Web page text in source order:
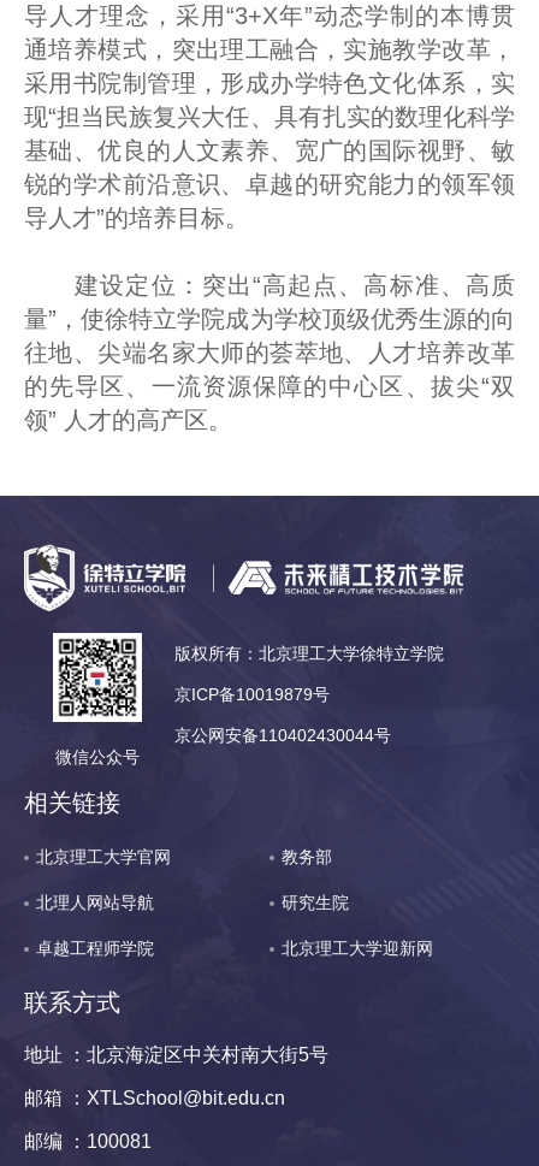
导人才理念，采用“3+X年”动态学制的本博贯
通培养模式，突出理工融合，实施教学改革，
采用书院制管理，形成办学特色文化体系，实
现“担当民族复兴大任、具有扎实的数理化科学
基础、优良的人文素养、宽广的国际视野、敏
锐的学术前沿意识、卓越的研究能力的领军领
导人才”的培养目标。
建设定位：突出“高起点、高标准、高质
量”，使徐特立学院成为学校顶级优秀生源的向
往地、尖端名家大师的荟萃地、人才培养改革
的先导区、一流资源保障的中心区、拔尖“双
领” 人才的高产区。
微信公众号
版权所有：北京理工大学徐特立学院
京ICP备10019879号
京公网安备110402430044号
相关链接
北京理工大学官网 教务部
北理人网站导航 研究生院
卓越工程师学院 北京理工大学迎新网
联系方式
地址 ：北京海淀区中关村南大街5号
邮箱 ：XTLSchool@bit.edu.cn
邮编 ：100081